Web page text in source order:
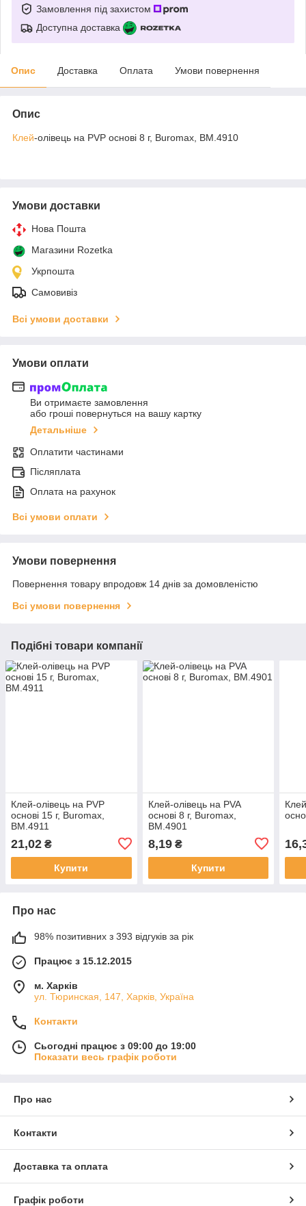
Замовлення під захистом
Доступна доставка
Опис Доставка Оплата Умови повернення
Опис
Клей-олівець на PVP основі 8 г, Buromax, BM.4910
Умови доставки
Нова Пошта
Магазини Rozetka
Укрпошта
Самовивіз
Всі умови доставки
Умови оплати
Ви отримаєте замовлення
або гроші повернуться на вашу картку
Детальніше
Оплатити частинами
Післяплата
Оплата на рахунок
Всі умови оплати
Умови повернення
Повернення товару впродовж 14 днів за домовленістю
Всі умови повернення
Подібні товари компанії
Клей-олівець на PVP
основі 15 г, Buromax,
BM.4911
21,02 ₴
Купити
Клей-олівець на PVA
основі 8 г, Buromax,
BM.4901
8,19₴
Купити
Про нас
98% позитивних з 393 відгуків за рік
Працює з 15.12.2015
м. Харків
ул. Тюринская, 147, Харків, Україна
Контакти
Сьогодні працює з 09:00 до 19:00
Показати весь графік роботи
Про нас
Контакти
Доставка та оплата
Графік роботи